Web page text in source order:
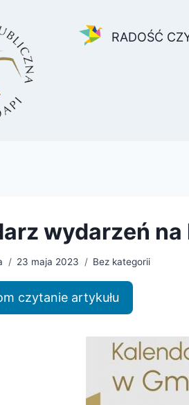
RADOŚĆ
wydarzeń
23 maja 2023 Bez kategorii
czytanie artykułu